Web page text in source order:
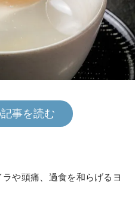
事を読む
や頭痛、過食を和らげるヨ